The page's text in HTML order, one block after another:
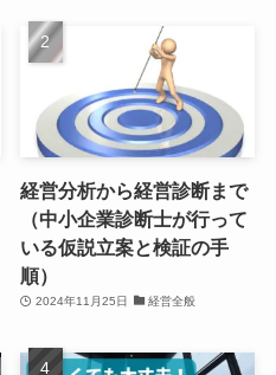
経営分析から経営診断まで
（中小企業診断士が行って
いる仮説立案と検証の手
順）
2024年11月25日 経営全般